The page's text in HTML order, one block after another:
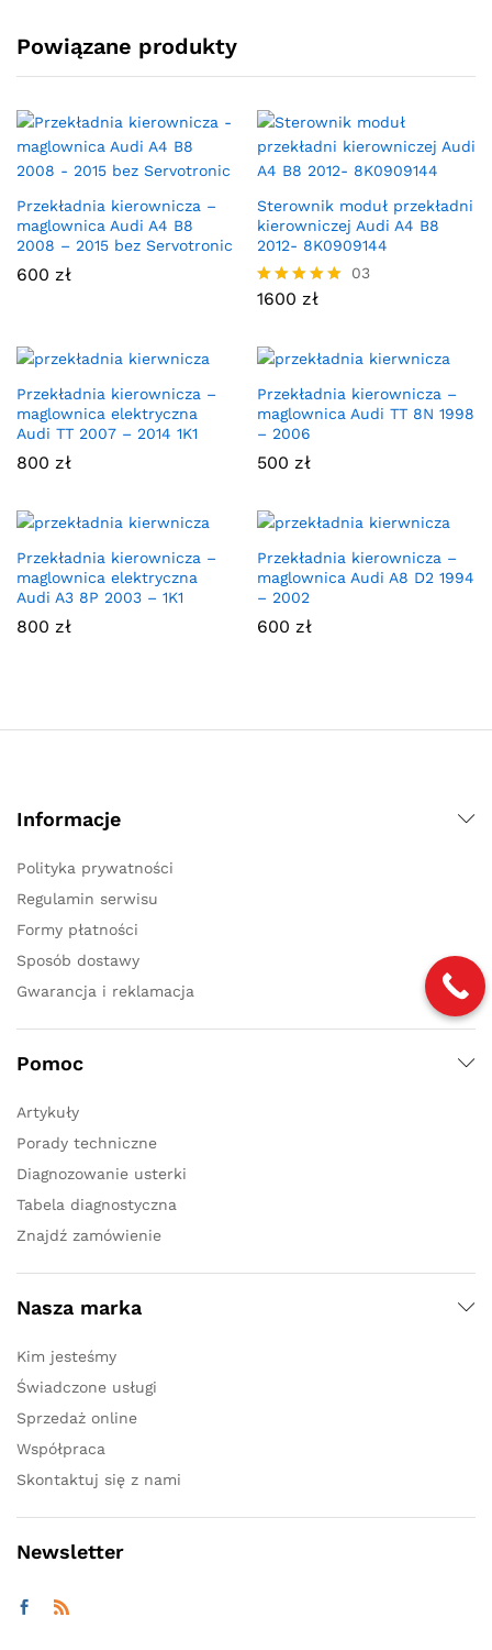
Powiązane produkty
Przekładnia kierownicza –
maglownica Audi A4 B8
2008 – 2015 bez Servotronic
600 zł
Sterownik moduł przekładni
kierowniczej Audi A4 B8
2012- 8K0909144
Oceniono
03
1600 zł
Przekładnia kierownicza –
maglownica elektryczna
Audi TT 2007 – 2014 1K1
800 zł
Przekładnia kierownicza –
maglownica Audi TT 8N 1998
– 2006
500 zł
Przekładnia kierownicza –
maglownica elektryczna
Audi A3 8P 2003 – 1K1
800 zł
Przekładnia kierownicza –
maglownica Audi A8 D2 1994
– 2002
600 zł
Informacje
Polityka prywatności
Regulamin serwisu
Formy płatności
Sposób dostawy
Gwarancja i reklamacja
Pomoc
Artykuły
Porady techniczne
Diagnozowanie usterki
Tabela diagnostyczna
Znajdź zamówienie
Nasza marka
Kim jesteśmy
Świadczone usługi
Sprzedaż online
Współpraca
Skontaktuj się z nami
Newsletter